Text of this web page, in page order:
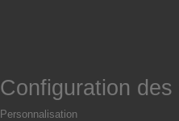
Configuration des
Personnalisation